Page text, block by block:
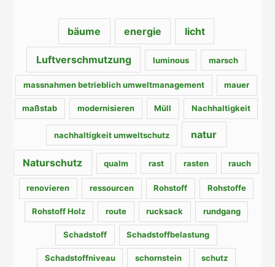
bäume energie licht
Luftverschmutzung luminous marsch
massnahmen betrieblich umweltmanagement mauer
maßstab modernisieren Müll Nachhaltigkeit
nachhaltigkeit umweltschutz natur
Naturschutz qualm rast rasten rauch
renovieren ressourcen Rohstoff Rohstoffe
Rohstoff Holz route rucksack rundgang
Schadstoff Schadstoffbelastung
Schadstoffniveau schornstein schutz